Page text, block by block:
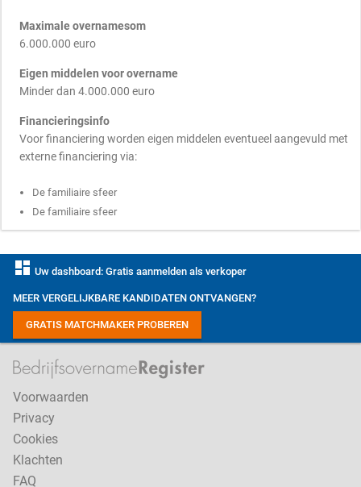
Maximale overnamesom
6.000.000 euro
Eigen middelen voor overname
Minder dan 4.000.000 euro
Financieringsinfo
Voor financiering worden eigen middelen eventueel aangevuld met
externe financiering via:
De familiaire sfeer
De familiaire sfeer
dashboard Uw dashboard: Gratis aanmelden als verkoper
MEER VERGELIJKBARE KANDIDATEN ONTVANGEN?
GRATIS MATCHMAKER PROBEREN
Voorwaarden
Privacy
Cookies
Klachten
FAQ